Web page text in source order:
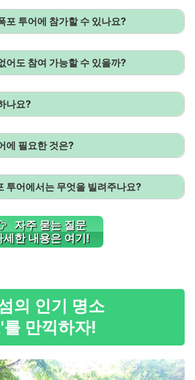
포 투어에 참가할 수 있나요?
어도 참여 가능할 수 있을까?
나요?
에 필요한 것은?
투어에서는 무엇을 빌려주나요?
자주 묻는 질문
세한 내용은 여기!
의 인기 명소
만끽하자!